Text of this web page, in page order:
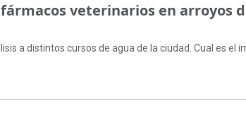
veterinarios en arroyos
a distintos cursos de agua de la ciudad. Cual es el